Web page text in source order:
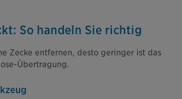
So handeln Sie richtig
Zecke entfernen, desto geringer ist das
Übertragung.